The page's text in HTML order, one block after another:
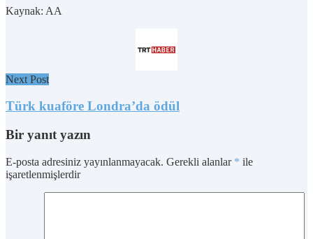
Kaynak: AA
Next Post
Türk kuaföre Londra’da ödül
Bir yanıt yazın
E-posta adresiniz yayınlanmayacak. Gerekli alanlar * ile
işaretlenmişlerdir